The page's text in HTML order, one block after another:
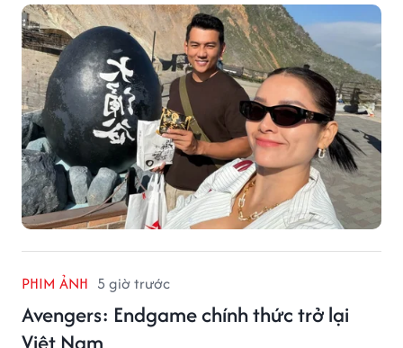
PHIM ẢNH 5 giờ trước
Avengers: Endgame chính thức trở lại